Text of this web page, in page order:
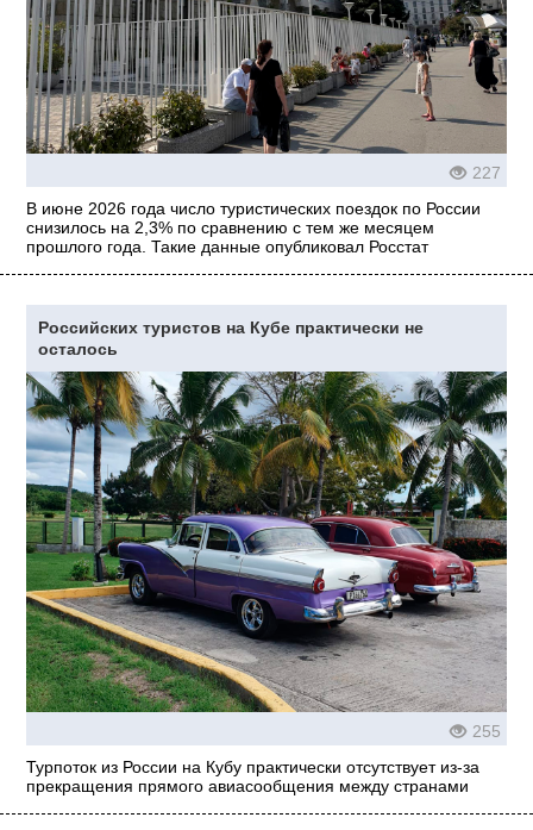
227
В июне 2026 года число туристических поездок по России
снизилось на 2,3% по сравнению с тем же месяцем
прошлого года. Такие данные опубликовал Росстат
Российских туристов на Кубе практически не
осталось
255
Турпоток из России на Кубу практически отсутствует из-за
прекращения прямого авиасообщения между странами